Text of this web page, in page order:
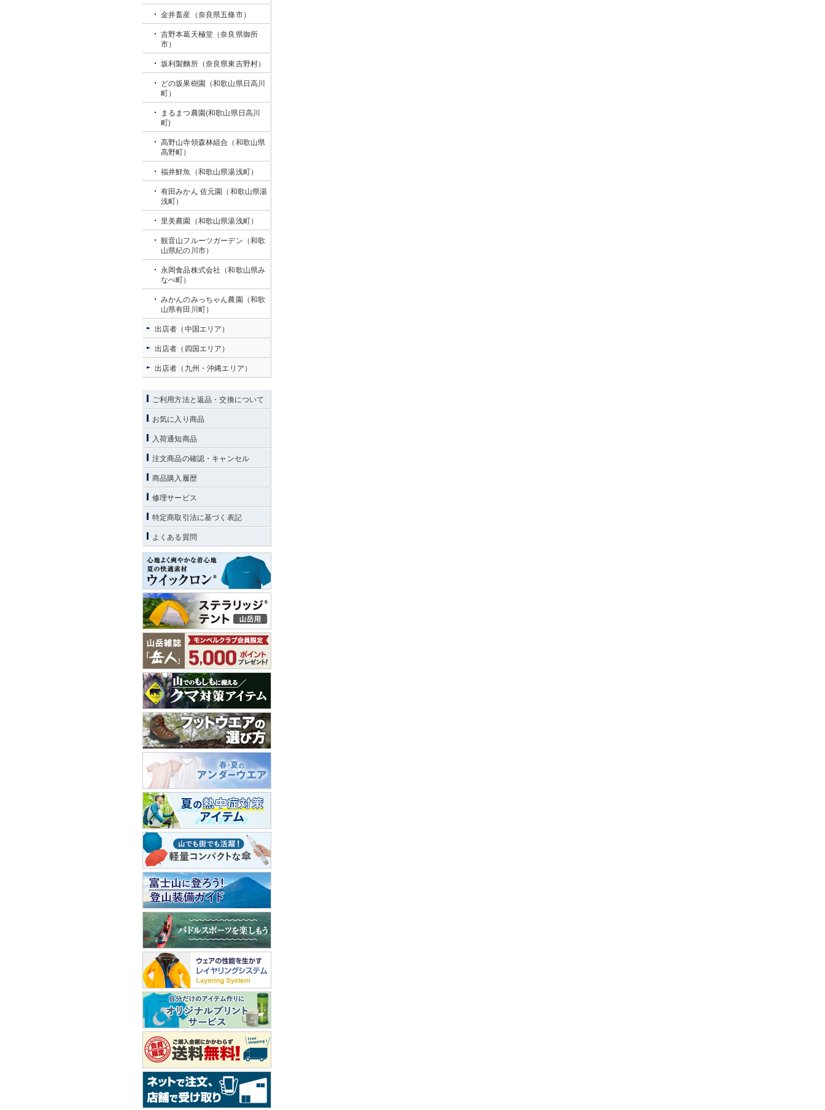
金井畜産（奈良県五條市）
吉野本葛天極堂（奈良県御所
市）
坂利製麵所（奈良県東吉野村）
どの坂果樹園（和歌山県日高川
町）
まるまつ農園(和歌山県日高川
町)
高野山寺領森林組合（和歌山県
高野町）
福井鮮魚（和歌山県湯浅町）
有田みかん 佐元園（和歌山県湯
浅町）
里美農園（和歌山県湯浅町）
観音山フルーツガーデン（和歌
山県紀の川市）
永岡食品株式会社（和歌山県み
なべ町）
みかんのみっちゃん農園（和歌
山県有田川町）
出店者（中国エリア）
出店者（四国エリア）
出店者（九州・沖縄エリア）
ご利用方法と返品・交換について
お気に入り商品
入荷通知商品
注文商品の確認・キャンセル
商品購入履歴
修理サービス
特定商取引法に基づく表記
よくある質問